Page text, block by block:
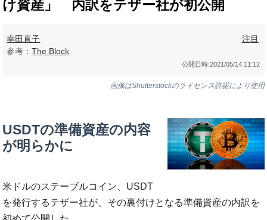
け資産」 内訳をテザー社が初公開
幸田直子
参考：The Block
注目
公開日時:2021/05/14 11:12
画像はShutterstockのライセンス許諾により使用
USDTの準備資産の内容
が明らかに
米ドルのステーブルコイン、USDT
を発行するテザー社が、その裏付けとなる準備資産の内訳を